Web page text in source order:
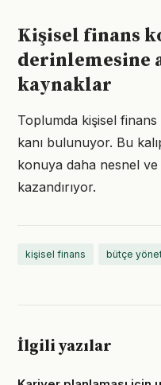
Kişisel finans
derinlemesine
kaynaklar
Toplumda kişisel
kanı bulunuyor. Bu
konuya daha nesnel ve
kazandırıyor.
kişisel finans bütçe
İlgili yazılar